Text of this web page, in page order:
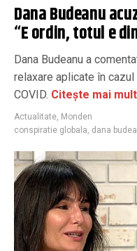
Dana Budeanu
“E ordin, totul e
Dana Budeanu a
relaxare aplicate în
COVID. Citește mai mult
Actualitate, Monden
conspiratie globala, dana